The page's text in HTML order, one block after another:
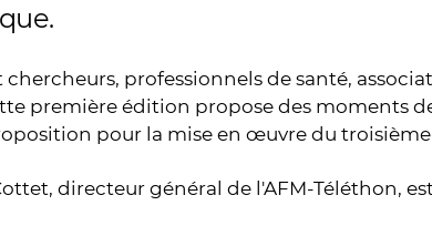
chercheurs, professionnels de santé,
première édition propose des moments
pour la mise en œuvre du
directeur général de l'AFM-Téléthon,